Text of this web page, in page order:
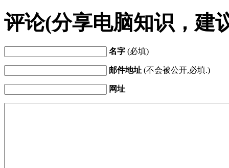
评论(分享电脑知识，建
名字 (必填)
邮件地址 (不会被公开,必填.)
网址